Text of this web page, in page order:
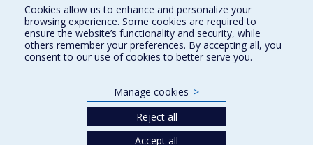
Sitemap
Report a problem
Accessibility
Our Departments and Schools
Programs and Courses in our Faculty
Cookies allow us to enhance and personalize your
browsing experience. Some cookies are required to
ensure the website’s functionality and security, while
others remember your preferences. By accepting all, you
consent to our use of cookies to better serve you.
Manage cookies >
Reject all
Accept all